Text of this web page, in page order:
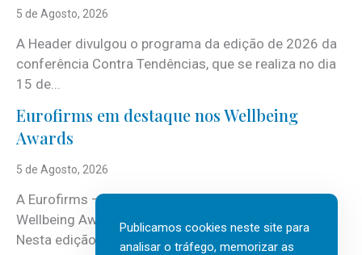
5 de Agosto, 2026
A Header divulgou o programa da edição de 2026 da
conferência Contra Tendências, que se realiza no dia
15 de...
Eurofirms em destaque nos Wellbeing
Awards
5 de Agosto, 2026
A Eurofirms – People first está de regresso aos
Wellbeing Awards, integrando o Top Wellbeing 2026.
Nesta edição, a multinacional...
Publicamos cookies neste site para
analisar o tráfego, memorizar as